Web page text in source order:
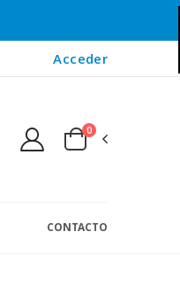
Acceder
0
CONTACTO